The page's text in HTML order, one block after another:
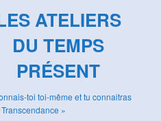
ATELIERS
DU TEMPS
PRÉSENT
toi toi-même et tu connaitras
»